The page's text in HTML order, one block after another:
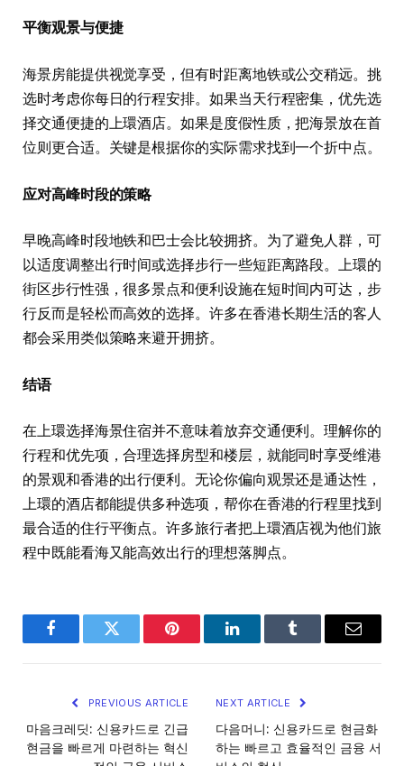
平衡观景与便捷
海景房能提供视觉享受，但有时距离地铁或公交稍远。挑
选时考虑你每日的行程安排。如果当天行程密集，优先选
择交通便捷的上環酒店。如果是度假性质，把海景放在首
位则更合适。关键是根据你的实际需求找到一个折中点。
应对高峰时段的策略
早晚高峰时段地铁和巴士会比较拥挤。为了避免人群，可
以适度调整出行时间或选择步行一些短距离路段。上環的
街区步行性强，很多景点和便利设施在短时间内可达，步
行反而是轻松而高效的选择。许多在香港长期生活的客人
都会采用类似策略来避开拥挤。
结语
在上環选择海景住宿并不意味着放弃交通便利。理解你的
行程和优先项，合理选择房型和楼层，就能同时享受维港
的景观和香港的出行便利。无论你偏向观景还是通达性，
上環的酒店都能提供多种选项，帮你在香港的行程里找到
最合适的住行平衡点。许多旅行者把上環酒店视为他们旅
程中既能看海又能高效出行的理想落脚点。
FacebookTwitter Pinterest LinkedInTumblr Email
PREVIOUS ARTICLE
마음크레딧: 신용카드로 긴급
현금을 빠르게 마련하는 혁신
NEXT ARTICLE
다음머니: 신용카드로 현금화
하는 빠르고 효율적인 금융 서